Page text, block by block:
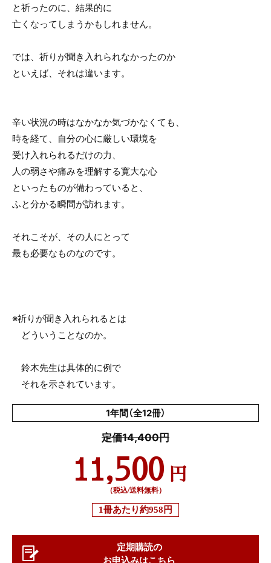
と祈ったのに、結果的に
亡くなってしまうかもしれません。
では、祈りが聞き入れられなかったのか
といえば、それは違います。
辛い状況の時はなかなか気づかなくても、
時を経て、自分の心に厳しい環境を
受け入れられるだけの力、
人の弱さや痛みを理解する寛大な心
といったものが備わっていると、
ふと分かる瞬間が訪れます。
それこそが、その人にとって
最も必要なものなのです。
※祈りが聞き入れられるとは
どういうことなのか。
鈴木先生は具体的に例で
それを示されています。
1年間（全12冊）
定価14,400円
11,500 円
（税込/送料無料）
1冊あたり約958円
定期購読の
お申込みはこちら